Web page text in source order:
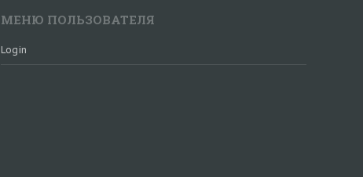
МЕНЮ ПОЛЬЗОВАТЕЛЯ
Login